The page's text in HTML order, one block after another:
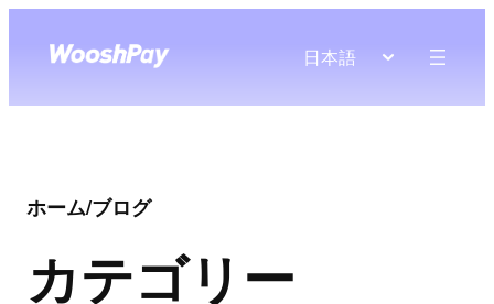
日本語
ホーム/ブログ
カテゴリー